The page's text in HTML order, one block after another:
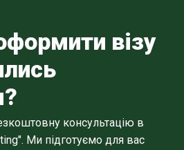
візу
консультацію в
Ми підготуємо для вас